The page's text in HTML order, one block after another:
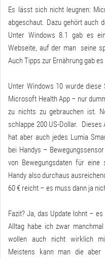
Es lässt sich nicht leugnen:
abgeschaut. Dazu gehört auch
Unter Windows 8.1 gab es
Webseite, auf der man seine
Auch Tipps zur Ernährung gab es
Unter Windows 10 wurde
Microsoft Health App – nur
zu nichts zu gebrauchen ist.
schlappe 200 US-Dollar.
hat aber auch jedes Lumia
bei Handys –
von Bewegungsdaten für
Handy also durchaus
60 € reicht – es muss dann ja
Fazit? Ja, das Update lohnt –
Alltag habe ich zwar
wollen auch nicht wirklich
Meistens kann man die